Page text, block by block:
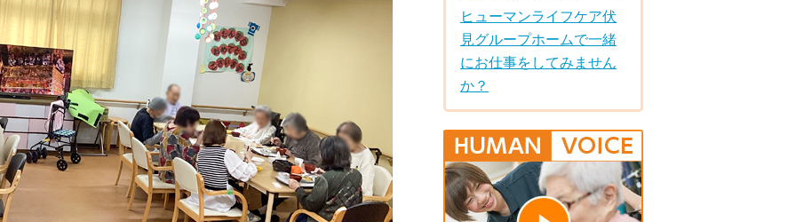
ヒューマンライフケア伏
見グループホームで一緒
にお仕事をしてみません
か？